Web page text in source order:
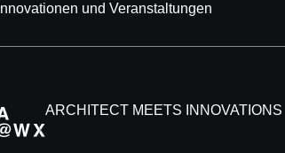
Innovationen und Veranstaltungen
ARCHITECT MEETS INNOVATIONS